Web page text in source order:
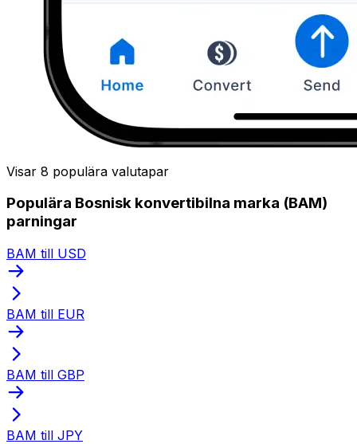
Visar 8 populära valutapar
Populära Bosnisk konvertibilna marka (BAM)
parningar
BAM till USD
BAM till EUR
BAM till GBP
BAM till JPY